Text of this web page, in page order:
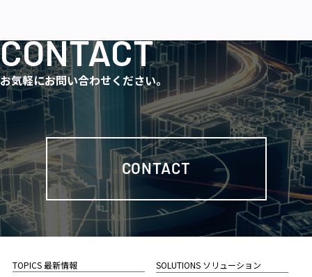
CONTACT
お気軽にお問い合わせください。
CONTACT
TOPICS 最新情報
SOLUTIONS ソリューション